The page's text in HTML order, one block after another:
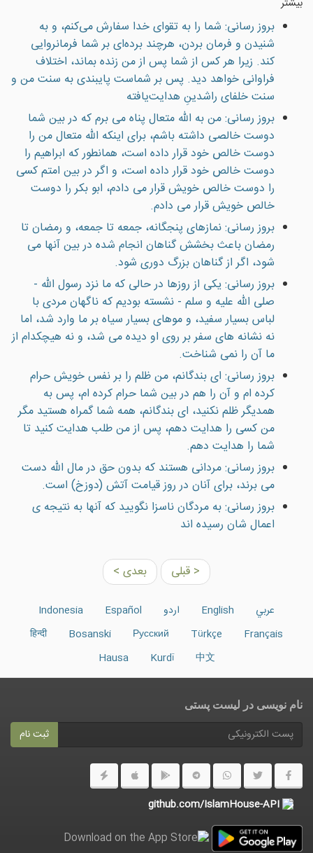
بروز رسانی: شما را به تقوای خدا سفارش می‌کنم، و به
شنیدن و فرمان بردن، هرچند برده‌ای بر شما فرمانروایی
کند. زیرا هر کس از شما پس از من زنده بماند، اختلاف
فراوانی خواهد دید. پس بر شماست پایبندی به سنت من و
سنت خلفای راشدینِ هدایت‌یافته
بروز رسانی: من به الله متعال پناه مى برم كه در بين شما
دوست خالصى داشته باشم، براى اينكه الله متعال من را
دوست خالص خود قرار داده است، همانطور كه ابراهيم را
دوست خالص خود قرار داده است، و اگر در بين امتم كسى
را دوست خالص خويش قرار مى دادم، ابو بكر را دوست
خالص خويش قرار مى دادم.
بروز رسانی: نمازهاى پنجگانه، جمعه تا جمعه، و رمضان تا
رمضان باعث بخشش گناهان انجام شده در بين آنها مى
شود، اگر از گناهان بزرگ دورى شود.
بروز رسانی: يكى از روزها در حالى كه ما نزد رسول الله -
صلى الله عليه و سلم - نشسته بوديم كه ناگهان مردى با
لباس بسيار سفيد، و موهاى بسيار سياه بر ما وارد شد، اما
نه نشانه هاى سفر بر روى او ديده مى شد، و نه هیچکدام از
ما آن را نمى شناخت.
بروز رسانی: اى بندگانم، من ظلم را بر نفس خويش حرام
كرده ام و آن را هم در بين شما حرام كرده ام، پس به
همديگر ظلم نكنيد، اى بندگانم، همه شما گمراه هستيد مگر
من كسى را هدايت دهم، پس از من طلب هدايت كنيد تا
شما را هدايت دهم.
بروز رسانی: مردانى هستند كه بدون حق در مال الله دست
مى برند، براى آنان در روز قيامت آتش (دوزخ) است.
بروز رسانی: به مردگان ناسزا نگوييد که آنها به نتيجه ی
اعمال شان رسيده اند
< قبلی بعدی >
عربي English اردو Español
Indonesia
Français
Türkçe
Русский
Bosanski
हिन्दी
中文
Kurdî
Hausa
نام نویسی در ليست پستى
ثبت نام
github.com/IslamHouse-API